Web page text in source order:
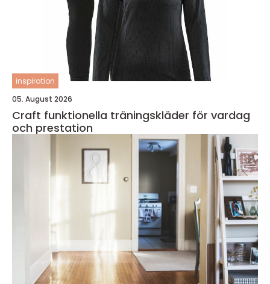
inspiration
05. August 2026
Craft funktionella träningskläder för vardag
och prestation